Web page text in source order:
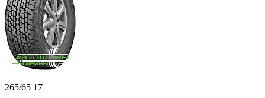
265/65 17